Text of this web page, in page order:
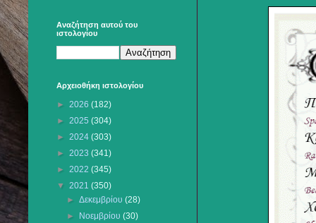
Αναζήτηση αυτού του
ιστολογίου
Αρχειοθήκη ιστολογίου
► 2026 (182)
► 2025 (304)
► 2024 (303)
► 2023 (341)
► 2022 (345)
▼ 2021 (350)
►Δεκεμβρίου(28)
►
Νοεμβρίου(30)